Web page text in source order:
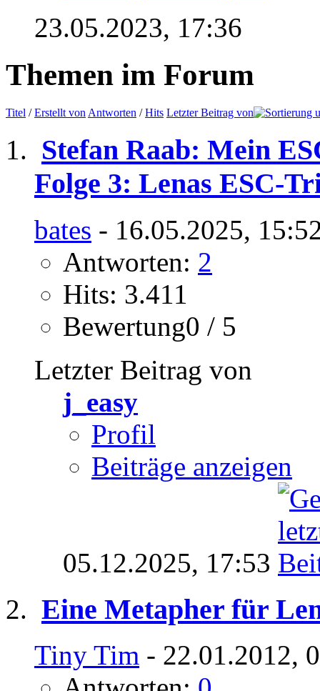
23.05.2023, 17:36
Themen im Forum
Titel /Erstellt von Antworten /Hits Letzter Beitrag von
Stefan Raab: Mein
Folge 3: Lenas ESC-
bates - 16.05.2025,
Antworten: 2
Hits: 3.411
Bewertung0 / 5
Letzter Beitrag von
j_easy
Profil
Beiträge anzeigen
05.12.2025, 17:53
Eine Metapher für
Tiny Tim - 22.01.2012,